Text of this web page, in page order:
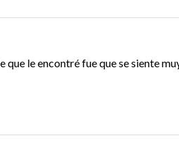
le encontré fue que se siente